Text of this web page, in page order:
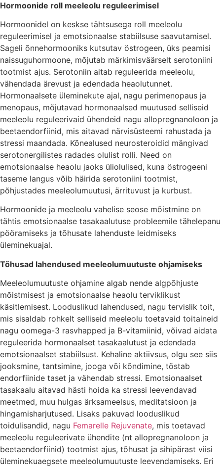
Hormoonide roll meeleolu reguleerimisel
Hormoonidel on keskse tähtsusega roll meeleolu
reguleerimisel ja emotsionaalse stabiilsuse saavutamisel.
Sageli õnnehormooniks kutsutav östrogeen, üks peamisi
naissuguhormoone, mõjutab märkimisväärselt serotoniini
tootmist ajus. Serotoniin aitab reguleerida meeleolu,
vähendada ärevust ja edendada heaolutunnet.
Hormonaalsete üleminekute ajal, nagu perimenopaus ja
menopaus, mõjutavad hormonaalsed muutused selliseid
meeleolu reguleerivaid ühendeid nagu allopregnanoloon ja
beetaendorfiinid, mis aitavad närvisüsteemi rahustada ja
stressi maandada. Kõnealused neurosteroidid mängivad
serotonergilistes radades olulist rolli. Need on
emotsionaalse heaolu jaoks üliolulised, kuna östrogeeni
taseme langus võib häirida serotoniini tootmist,
põhjustades meeleolumuutusi, ärrituvust ja kurbust.
Hormoonide ja meeleolu vahelise seose mõistmine on
tähtis emotsionaalse tasakaalutuse probleemile tähelepanu
pööramiseks ja tõhusate lahenduste leidmiseks
üleminekuajal.
Tõhusad lahendused meeleolumuutuste ohjamiseks
Meeleolumuutuste ohjamine algab nende algpõhjuste
mõistmisest ja emotsionaalse heaolu terviklikust
käsitlemisest. Looduslikud lahendused, nagu tervislik toit,
mis sisaldab rohkelt selliseid meeleolu toetavaid toitaineid
nagu oomega-3 rasvhapped ja B-vitamiinid, võivad aidata
reguleerida hormonaalset tasakaalutust ja edendada
emotsionaalset stabiilsust. Kehaline aktiivsus, olgu see siis
jooksmine, tantsimine, jooga või kõndimine, tõstab
endorfiinide taset ja vähendab stressi. Emotsionaalset
tasakaalu aitavad hästi hoida ka stressi leevendavad
meetmed, muu hulgas ärksameelsus, meditatsioon ja
hingamisharjutused. Lisaks pakuvad looduslikud
toidulisandid, nagu Femarelle Rejuvenate, mis toetavad
meeleolu reguleerivate ühendite (nt allopregnanoloon ja
beetaendorfiinid) tootmist ajus, tõhusat ja sihipärast viisi
üleminekuaegsete meeleolumuutuste leevendamiseks. Eri